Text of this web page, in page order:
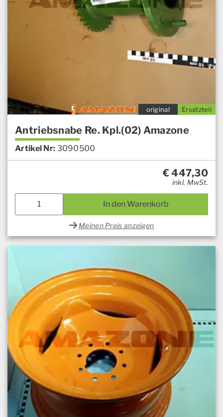
Ersatzteil
original
Antriebsnabe Re. Kpl.(02) Amazone
Artikel Nr: 3090500
€447,30
inkl. MwSt.
In den Warenkorb
Meinen Preis anzeigen